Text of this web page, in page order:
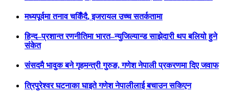
मध्यपूर्वमा तनाव चर्किँदै, इजरायल उच्च सतर्कतामा
हिन्द–प्रशान्त रणनीतिमा भारत–न्युजिल्यान्ड साझेदारी थप बलियो हुने
संकेत
संसदमै भावुक बने गृहमन्त्री गुरुङ, गणेश नेपाली प्रकरणमा दिए जवाफ
त्रिपुरेश्वर घटनाका घाइते गणेश नेपालीलाई बचाउन सकिएन